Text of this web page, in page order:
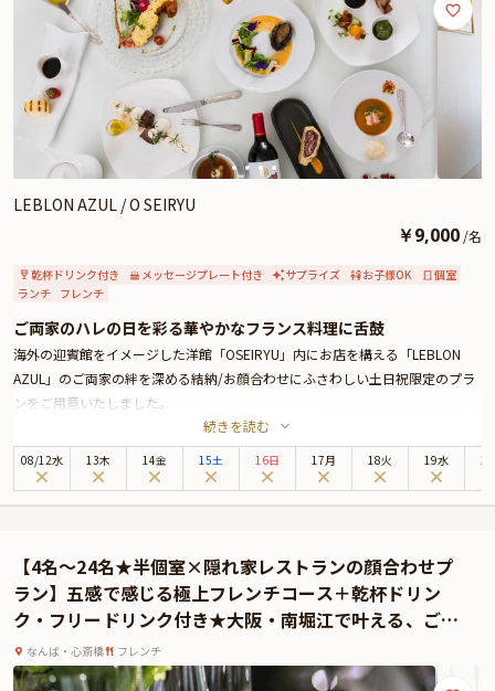
LEBLON AZUL / O SEIRYU
￥9,000 /名
乾杯ドリンク付き メッセージプレート付き サプライズ お子様OK
個室
ランチ フレンチ
ご両家のハレの日を彩る華やかなフランス料理に舌鼓
海外の迎賓館をイメージした洋館「OSEIRYU」内にお店を構える「LEBLON
AZUL」のご両家の絆を深める結納/お顔合わせにふさわしい土日祝限定のプラ
ンをご用意いたしました。
周囲を気にせずお食事とご歓談をお楽しみいただけるよう洋風でスタイリッシ
ュな完全個室へご案内いたします。
お召し上がりいただくのは、魚料理と牛フィレのWメイン含む贅沢なランチコ
ご用意。ご両親へのこれまでの感謝の気持ちなどプレートに添えて伝えてみて
はいかがでしょうか。サプライズメッセージに喜ばれること間違いありませ
ん。
是非、本プランでいつまでも思い出に残る和やかなひとときをお過ごしくださ
い。
続きを読む
08/12水 13木 14金 15土 16日 17月 18火 19水
【4名～24名★半個室×隠れ家レストランの顔合わせプ
ラン】五感で感じる極上フレンチコース＋乾杯ドリン
ク・フリードリンク付き★大阪・南堀江で叶える、ご両
家の大切なひととき
なんば・心斎橋 フレンチ